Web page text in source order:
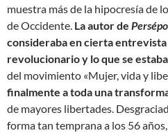
muestra más de la hipocresía de
de Occidente. La autor de
consideraba en cierta
revolucionario y lo que se
del movimiento «Mujer, vida y
finalmente a toda una
de mayores libertades.
forma tan temprana a los 56